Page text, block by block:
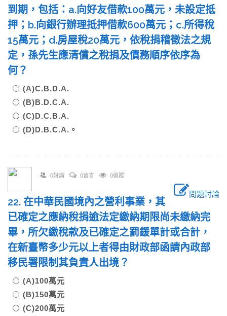
到期，包括：a.向好友借款100萬元，未設定抵
押；b.向銀行辦理抵押借款600萬元；c.所得稅
15萬元；d.房屋稅20萬元，依稅捐稽徵法之規
定，孫先生應清償之稅捐及債務順序依序為
何？
(A)C.B.D.A.
(B)B.D.C.A.
(C)D.C.B.A.
(D)D.B.C.A.。
0討論 0留言 0追蹤
問題討論
22. 在中華民國境內之營利事業，其
已確定之應納稅捐逾法定繳納期限尚未繳納完
畢，所欠繳稅款及已確定之罰鍰單計或合計，
在新臺幣多少元以上者得由財政部函請內政部
移民署限制其負責人出境？
(A)100萬元
(B)150萬元
(C)200萬元